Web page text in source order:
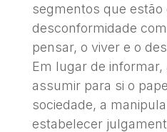
segmentos que estão
desconformidade
pensar, o viver e o
Em lugar de
assumir para si o
sociedade, a
estabelecer